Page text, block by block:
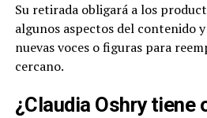
Su retirada obligará a los
algunos aspectos del contenido
nuevas voces o figuras para
cercano.
¿Claudia Oshry tiene